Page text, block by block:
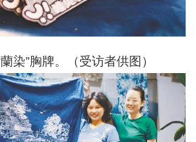
染”胸牌。（受访者供图）